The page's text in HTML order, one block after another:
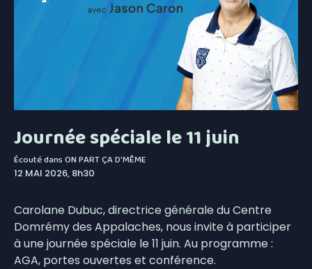
Journée spéciale le 11 juin
Écouté dansON PART ÇA D'MÊME
12 MAI 2026, 8h30
Carolane Dubuc, directrice générale du Centre
Domrémy des Appalaches, nous invite à participer
à une journée spéciale le 11 juin. Au programme :
AGA, portes ouvertes et conférence.